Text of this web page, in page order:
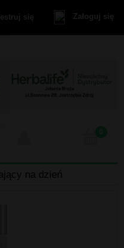
się Zaloguj się
na dzień